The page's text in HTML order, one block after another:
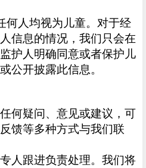
何人均视为儿童。对于经
信息的情况，我们只会在
护人明确同意或者保护儿
公开披露此信息。
何疑问、意见或建议，可
馈等多种方式与我们联
人跟进负责处理。我们将